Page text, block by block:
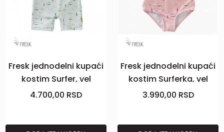
Fresk jednodelni kupaći
kostim Surfer, vel
98/104
4.700,00 RSD
Fresk jednodelni kupaći
kostim Surferka, vel
86/92
3.990,00 RSD